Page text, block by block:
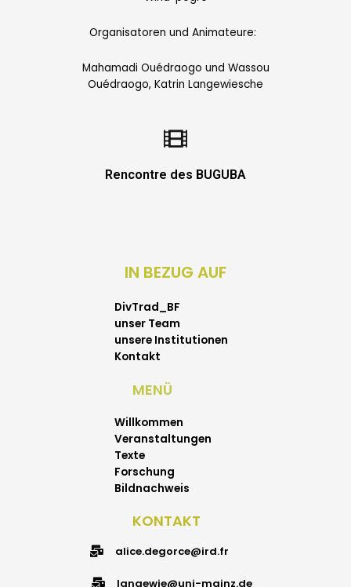
Organisatoren und Animateure:
Mahamadi Ouédraogo und Wassou
Ouédraogo, Katrin Langewiesche
Rencontre des BUGUBA
IN BEZUG AUF
DivTrad_BF
unser Team
unsere Institutionen
Kontakt
MENÜ
Willkommen
Veranstaltungen
Texte
Forschung
Bildnachweis
KONTAKT
alice.degorce@ird.fr
langewie@uni-mainz.de